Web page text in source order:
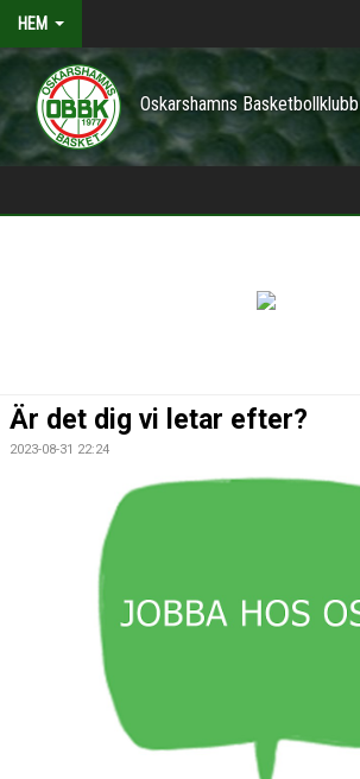
HEM
Oskarshamns Basketbollklubb
VÅRA LAG/TRÄNARE
MEDLEMSSKAP
Är det dig vi letar efter?
2023-08-31 22:24